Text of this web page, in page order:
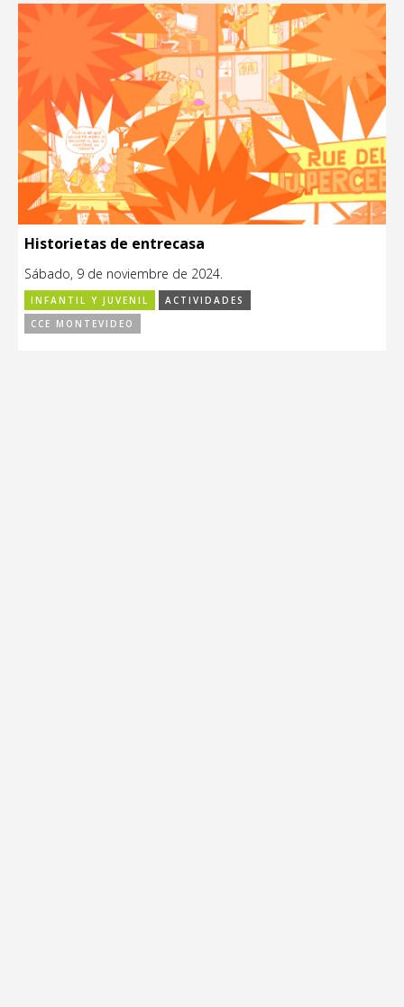
Historietas de entrecasa
Sábado, 9 de noviembre de 2024.
INFANTIL Y JUVENIL
ACTIVIDADES
CCE MONTEVIDEO